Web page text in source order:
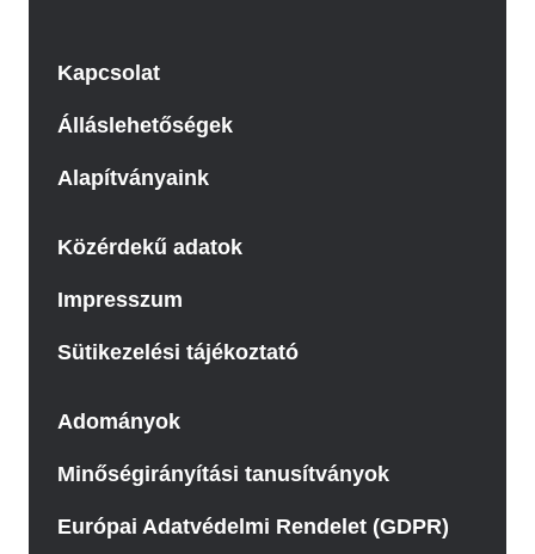
Kapcsolat
Álláslehetőségek
Alapítványaink
Közérdekű adatok
Impresszum
Sütikezelési tájékoztató
Adományok
Minőségirányítási tanusítványok
Európai Adatvédelmi Rendelet (GDPR)